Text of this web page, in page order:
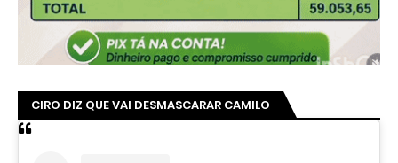
CIRO DIZ QUE VAI DESMASCARAR CAMILO